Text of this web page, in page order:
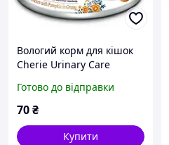
Вологий корм для кішок
Cherie Urinary Care
курки і гарбуза в соусі для
дорослих котів 80 г
Готово до відправки
70₴
Купити